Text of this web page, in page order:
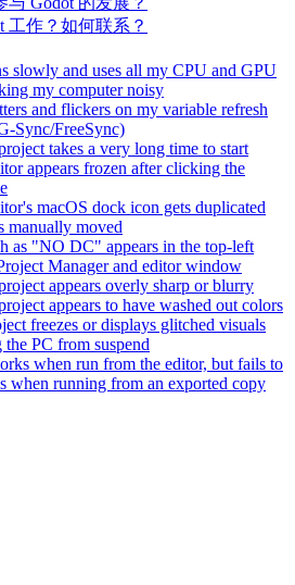
工作？如何联系？
slowly and uses all my CPU and GPU
my computer noisy
and flickers on my variable refresh
Sync/FreeSync)
takes a very long time to start
appears frozen after clicking the
macOS dock icon gets duplicated
manually moved
as "NO DC" appears in the top-left
Manager and editor window
appears overly sharp or blurry
appears to have washed out colors
freezes or displays glitched visuals
the PC from suspend
when run from the editor, but fails to
when running from an exported copy